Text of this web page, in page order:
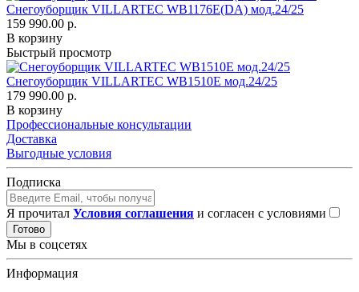
Снегоуборщик VILLARTEC WB1176E(DA) мод.24/25
159 990.00 р.
В корзину
Быстрый просмотр
Снегоуборщик VILLARTEC WB1510E мод.24/25
179 990.00 р.
В корзину
Профессиональные консультации
Доставка
Выгодные условия
Подписка
Я прочитал Условия соглашения и согласен с условиями
Готово
Мы в соцсетях
Информация